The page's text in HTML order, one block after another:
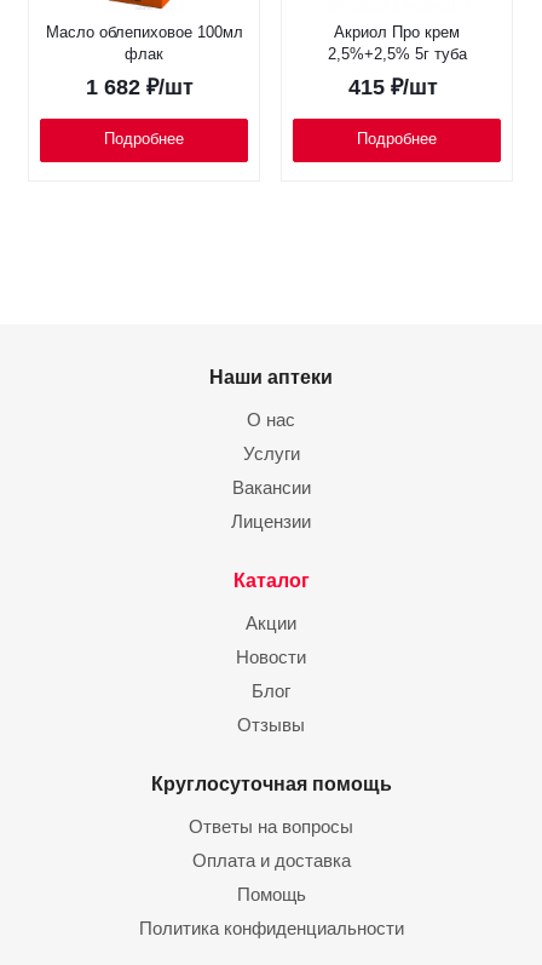
Масло облепиховое 100мл
флак
1 682 ₽/шт
Подробнее
Акриол Про крем
2,5%+2,5% 5г туба
415₽/шт
Подробнее
Наши аптеки
О нас
Услуги
Вакансии
Лицензии
Каталог
Акции
Новости
Блог
Отзывы
Круглосуточная помощь
Ответы на вопросы
Оплата и доставка
Помощь
Политика конфиденциальности